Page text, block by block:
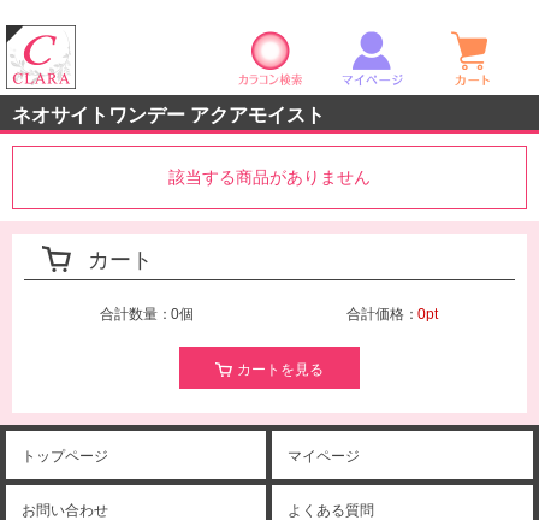
カラコン検索 マイページ
ネオサイトワンデー アクアモイスト
該当する商品がありません
カート
合計数量：0個 合計価格：0pt
カートを見る
トップページ マイページ
お問い合わせ よくある質問